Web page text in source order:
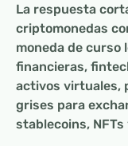
La respuesta
criptomonedas
moneda de curso
financieras,
activos virtuales,
grises para
stablecoins,